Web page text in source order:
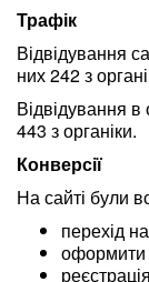
Трафік
Відвідування
них 242 з
Відвідування в
443 з органіки.
Конверсії
На сайті були
перехід
оформити